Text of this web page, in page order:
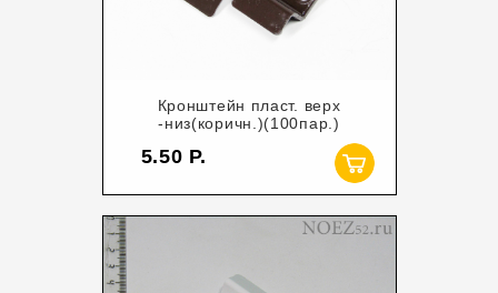
Кронштейн пласт. верх
-низ(коричн.)(100пар.)
5.50